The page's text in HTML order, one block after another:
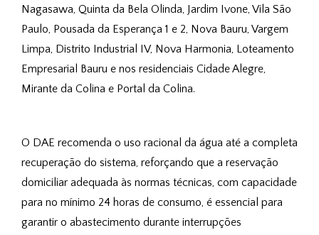
Nagasawa, Quinta da Bela Olinda, Jardim Ivone, Vila São
Paulo, Pousada da Esperança 1 e 2, Nova Bauru, Vargem
Limpa, Distrito Industrial IV, Nova Harmonia, Loteamento
Empresarial Bauru e nos residenciais Cidade Alegre,
Mirante da Colina e Portal da Colina.
O DAE recomenda o uso racional da água até a completa
recuperação do sistema, reforçando que a reservação
domiciliar adequada às normas técnicas, com capacidade
para no mínimo 24 horas de consumo, é essencial para
garantir o abastecimento durante interrupções